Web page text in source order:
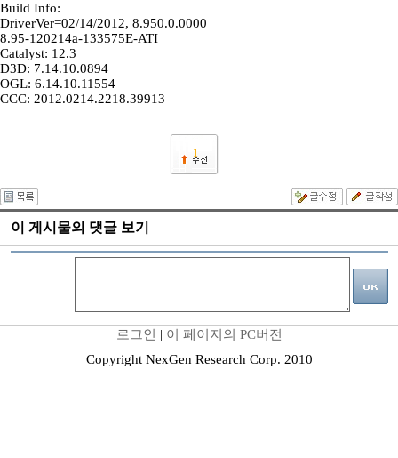
Build Info:
DriverVer=02/14/2012, 8.950.0.0000
8.95-120214a-133575E-ATI
Catalyst: 12.3
D3D: 7.14.10.0894
OGL: 6.14.10.11554
CCC: 2012.0214.2218.39913
1
이 게시물의 댓글 보기
로그인 | 이 페이지의 PC버전
Copyright NexGen Research Corp. 2010